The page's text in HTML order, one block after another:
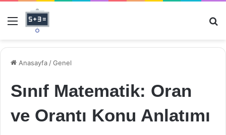
Menü
Anasayfa /Genel
Sınıf Matematik: Oran
ve Orantı Konu Anlatımı